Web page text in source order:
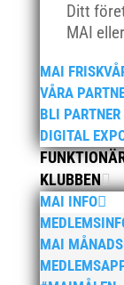
Ditt
MAI
MAI
VÅRA
BLI PARTNER
DIGITAL
KLUBBEN
MAI INFO
MAI
september
juni 2020
april 2020
mars 2020
februari 2020
januari 2020
november 2019
oktober 2019
september